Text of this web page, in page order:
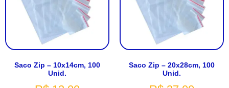
Saco Zip – 10x14cm, 100
Unid.
Saco Zip – 20x28cm, 100
Unid.